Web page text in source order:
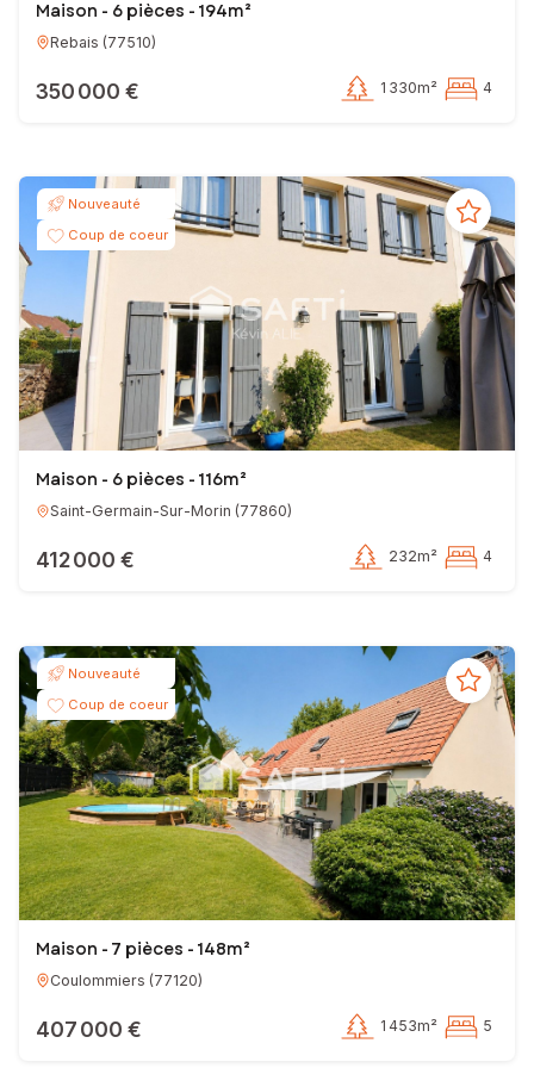
Maison - 6 pièces - 194m²
Rebais (77510)
350 000 € 1 330m² 4
Nouveauté
Coup de coeur
Maison - 6 pièces - 116m²
Saint-Germain-Sur-Morin (77860)
412 000 € 232m² 4
Nouveauté
Coup de coeur
Maison - 7 pièces - 148m²
Coulommiers (77120)
407 000 € 1 453m² 5